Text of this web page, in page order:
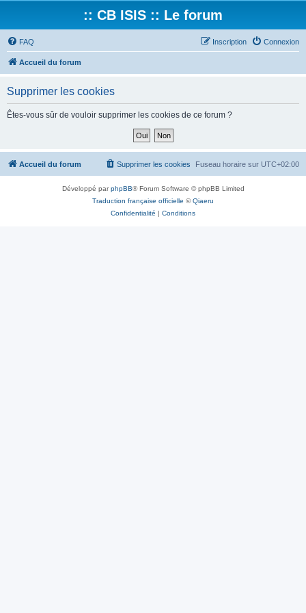
:: CB ISIS :: Le forum
FAQ Connexion
Inscription
Accueil du forum
Supprimer les cookies
Êtes-vous sûr de vouloir supprimer les cookies de ce forum ?
Accueil du forum Fuseau horaire sur UTC+02:00
Supprimer les cookies
Développé parphpBB® Forum Software © phpBB Limited
Traduction française officielle ©Qiaeru
Confidentialité | Conditions